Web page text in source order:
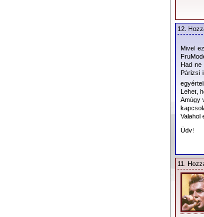
12.
Mivel
Had ne
Párizsi
Lehet,
Amúgy
Valahol
Üdv!
11.